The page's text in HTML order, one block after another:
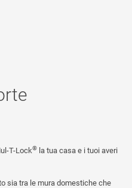
T-Lock® la tua casa e i tuoi averi
sia tra le mura domestiche che